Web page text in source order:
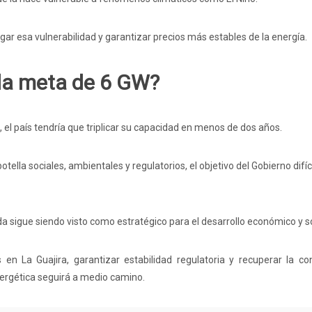
esa vulnerabilidad y garantizar precios más estables de la energía.
meta de 6 GW?
país tendría que triplicar su capacidad en menos de dos años.
sociales, ambientales y regulatorios, el objetivo del Gobierno
sigue siendo visto como estratégico para el desarrollo económico y
La Guajira, garantizar estabilidad regulatoria y recuperar la
seguirá a medio camino.